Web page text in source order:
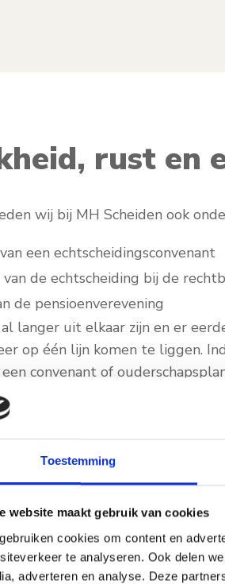
Toestemming
website maakt gebruik van cookies
cookies om content en
te analyseren. Ook delen
adverteren en analyse. Deze
rust en
wij bij MH Scheiden ook
een echtscheidingsconvenant
de echtscheiding bij de
de pensioenverevening
langer uit elkaar zijn en er
op één lijn komen te liggen.
convenant of
alleen
we het ook belangrijk dat
geven inzicht in de juridische